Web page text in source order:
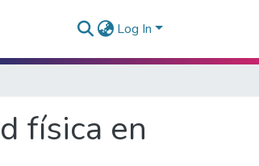
Log In
física en